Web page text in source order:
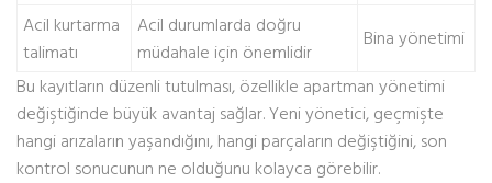
Acil kurtarma
talimatı
Acil durumlarda doğru
müdahale için önemlidir
Bina yönetimi
Bu kayıtların düzenli tutulması, özellikle apartman yönetimi
değiştiğinde büyük avantaj sağlar. Yeni yönetici, geçmişte
hangi arızaların yaşandığını, hangi parçaların değiştiğini, son
kontrol sonucunun ne olduğunu kolayca görebilir.